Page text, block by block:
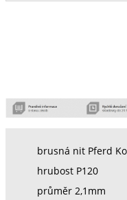
brusná nit Pferd
hrubost P120
průměr 2,1mm